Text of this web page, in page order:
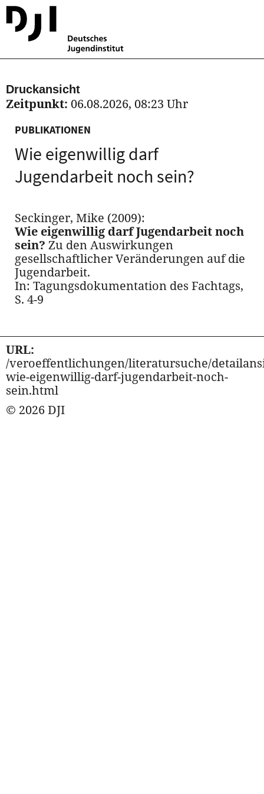
Druckansicht
Zeitpunkt: 06.08.2026, 08:23 Uhr
PUBLIKATIONEN
Wie eigenwillig darf
Jugendarbeit noch sein?
Seckinger, Mike (2009):
Wie eigenwillig darf Jugendarbeit noch
sein? Zu den Auswirkungen
gesellschaftlicher Veränderungen auf die
Jugendarbeit.
In: Tagungsdokumentation des Fachtags,
S. 4-9
URL:
/veroeffentlichungen/literatursuche/
wie-eigenwillig-darf-jugendarbeit-noch-
sein.html
© 2026 DJI